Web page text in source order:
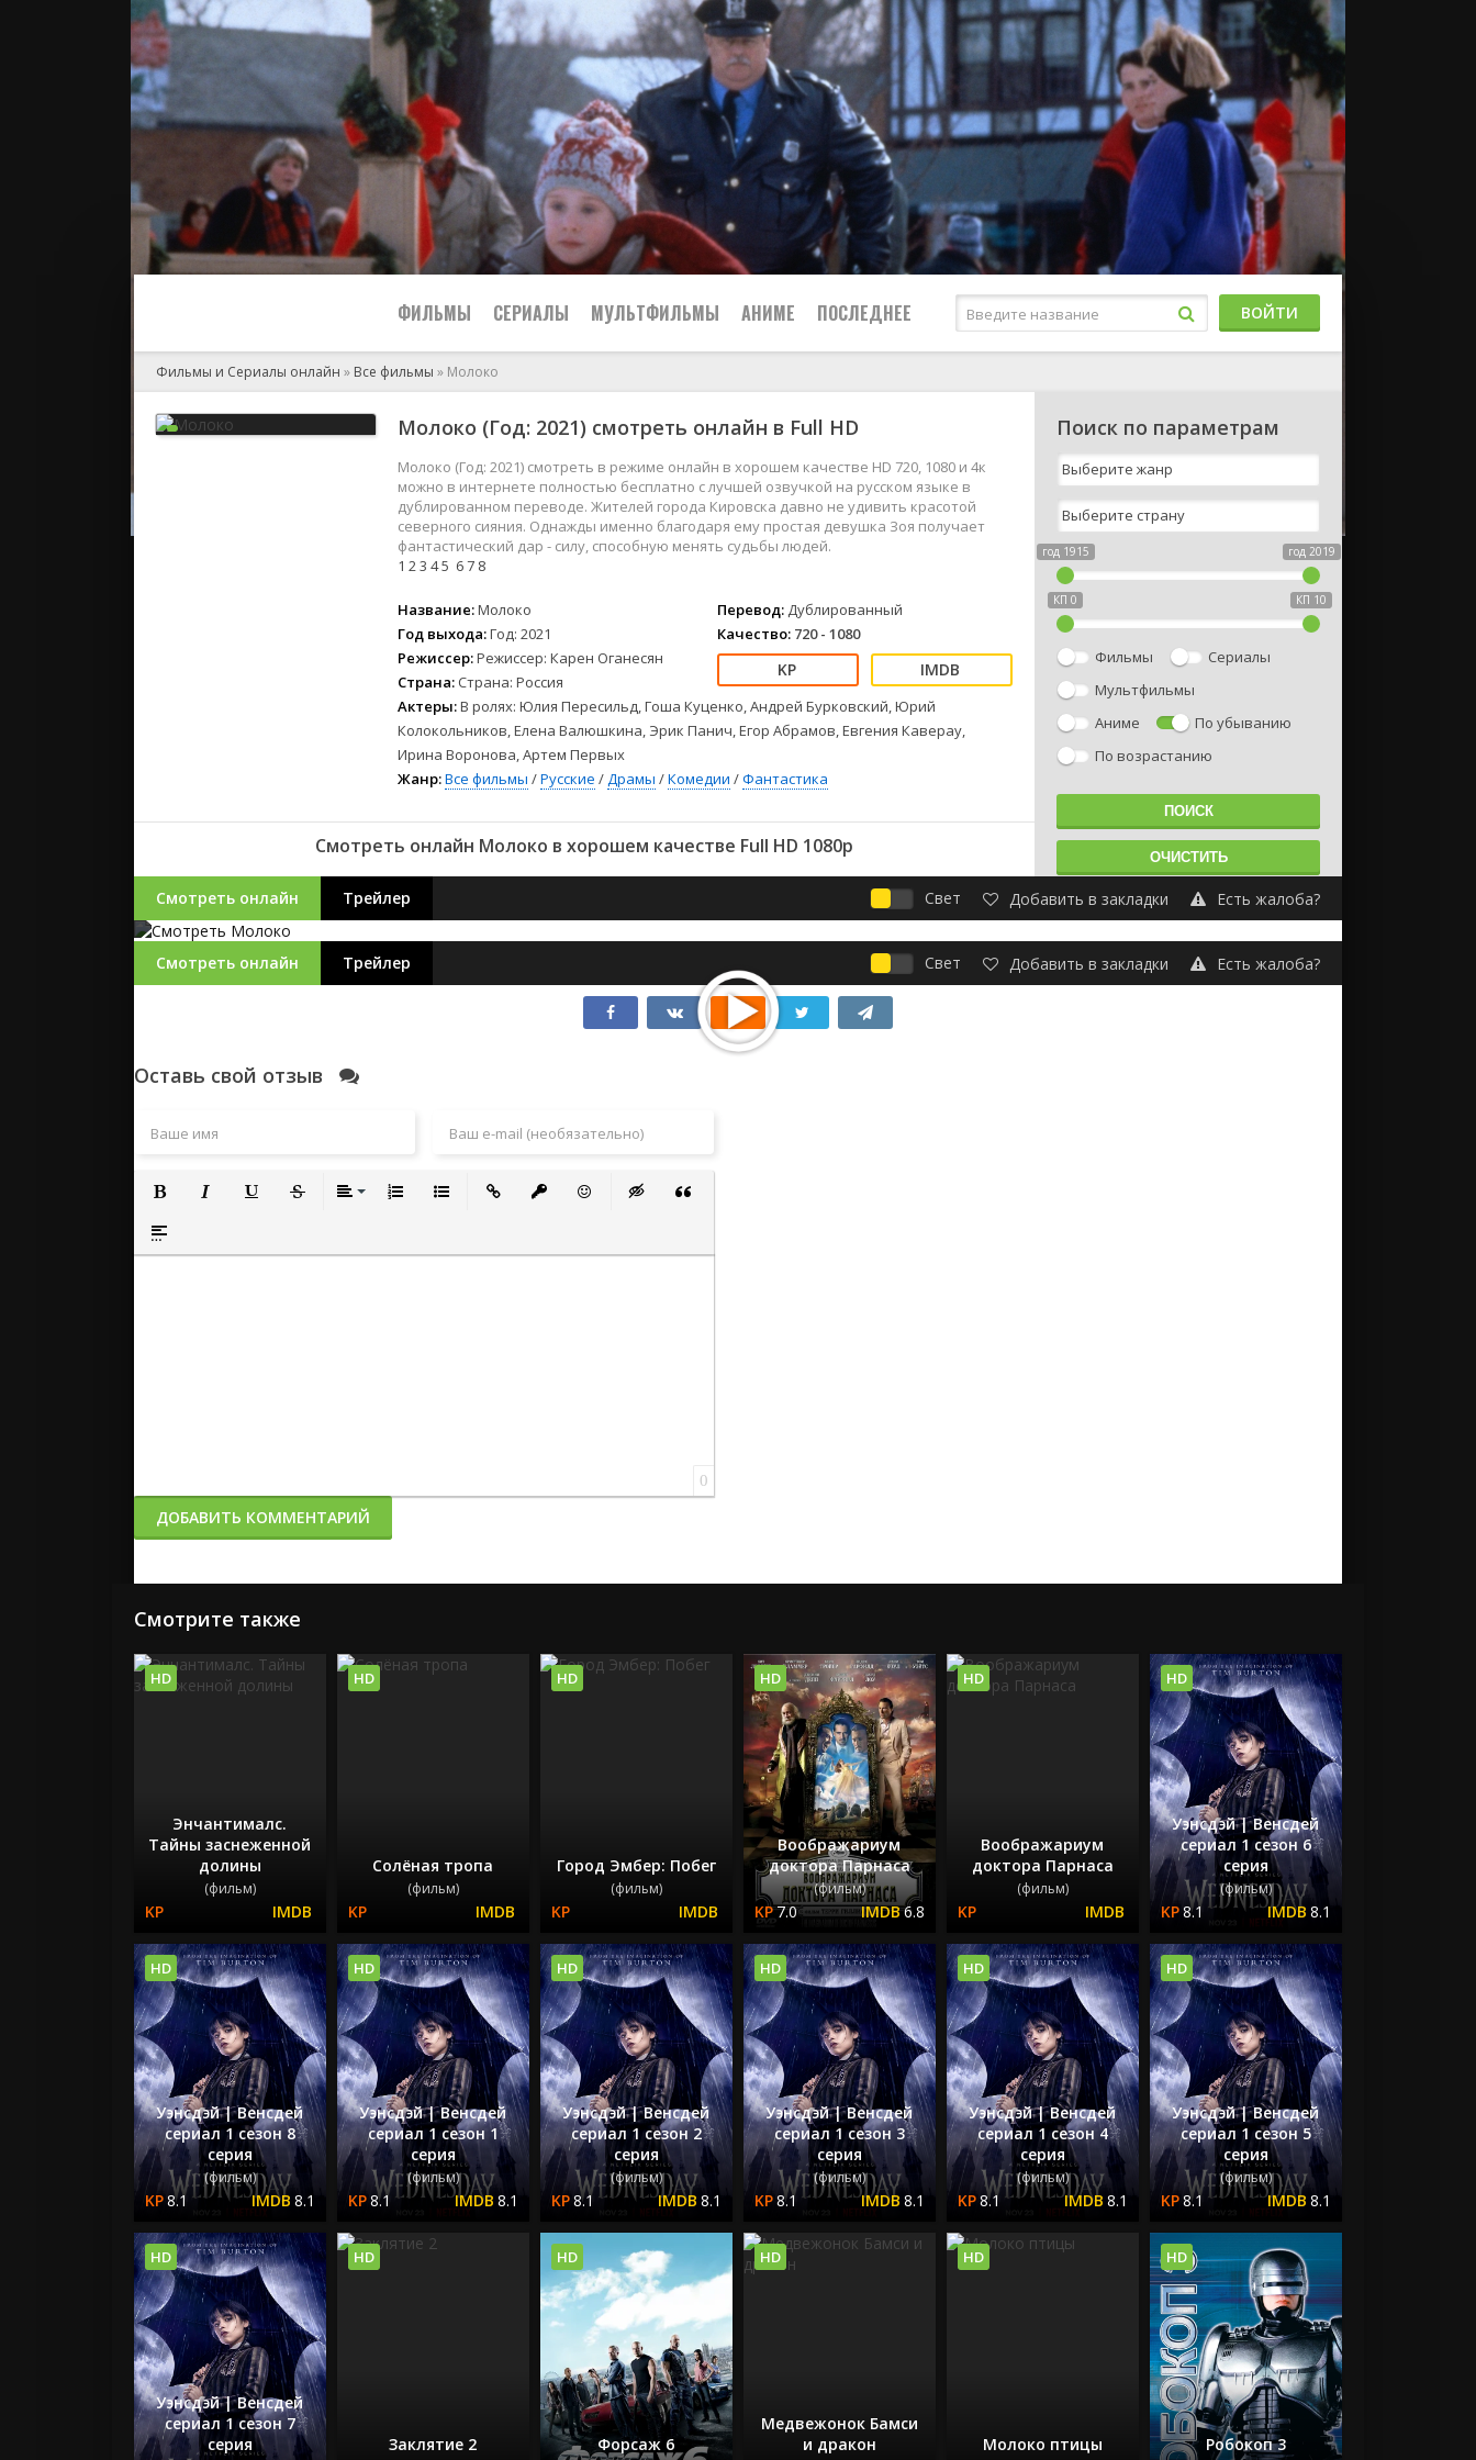
ФИЛЬМЫ
2024
2023
2022
2021
Русские
СССР
Зарубежные
Боевики
Военные
Детективы
Детские
Драмы
Мелодрамы
Приключения
Семейные
Спорт
Фантастика
Фэнтези
СЕРИАЛЫ МУЛЬТФИЛЬМЫ АНИМЕ ПОСЛЕДНЕЕ
2024
2023
2022
Русские
СССР
Зарубежные
ВОЙТИ
Фильмы и Сериалы онлайн » Все фильмы » Молоко
Молоко (Год: 2021) смотреть онлайн в Full HD
Молоко (Год: 2021) смотреть в режиме онлайн в хорошем качестве HD 720, 1080 и 4к
можно в интернете полностью бесплатно с лучшей озвучкой на русском языке в
дублированном переводе. Жителей города Кировска давно не удивить красотой
северного сияния. Однажды именно благодаря ему простая девушка Зоя получает
фантастический дар - силу, способную менять судьбы людей.
1 23 45 67 8
Название:Молоко
Год выхода:Год: 2021
Режиссер:Режиссер: Карен Оганесян
Страна: Страна: Россия
Перевод: Дублированный
Качество: 720 - 1080
Актеры:В ролях: Юлия Пересильд, Гоша Куценко, Андрей Бурковский, Юрий
Колокольников, Елена Валюшкина, Эрик Панич, Егор Абрамов, Евгения Каверау,
Ирина Воронова, Артем Первых
Жанр:Все фильмы /Русские /Драмы /Комедии /Фантастика
Смотреть онлайн Молоко в хорошем качестве Full HD 1080p
Поиск по параметрам
год 1915 год 2019
КП 0 КП 10
Фильмы
Сериалы
Мультфильмы
Аниме
По убыванию
По возрастанию
Смотреть онлайн Трейлер Свет Добавить в закладки Есть жалоба?
Смотреть онлайн Трейлер Свет Добавить в закладки Есть жалоба?
Оставь свой отзыв
Полужирный
Вставка спойлера
0
ДОБАВИТЬ КОММЕНТАРИЙ
Смотрите также
Энчантималс.
Тайны заснеженной
долины
(фильм)
HD
Солёная тропа
(фильм)
HD
Город Эмбер: Побег
(фильм)
HD
Воображариум
доктора Парнаса
(фильм)
7.0 6.8
HD
Воображариум
доктора Парнаса
(фильм)
HD
Уэнсдэй | Венсдей
сериал 1 сезон 6
серия
(фильм)
8.1 8.1
HD
Уэнсдэй | Венсдей
сериал 1 сезон 8
серия
(фильм)
8.1 8.1
HD
Уэнсдэй | Венсдей
сериал 1 сезон 1
серия
(фильм)
8.1 8.1
HD
Уэнсдэй | Венсдей
сериал 1 сезон 2
серия
(фильм)
8.1 8.1
HD
Уэнсдэй | Венсдей
сериал 1 сезон 3
серия
(фильм)
8.1 8.1
HD
Уэнсдэй | Венсдей
сериал 1 сезон 4
серия
(фильм)
8.1 8.1
HD
Уэнсдэй | Венсдей
сериал 1 сезон 5
серия
(фильм)
8.1 8.1
HD
Уэнсдэй | Венсдей
сериал 1 сезон 7
серия
HD
Заклятие 2
HD
Форсаж 6
HD
Медвежонок Бамси
и дракон
HD
Молоко птицы
HD
Робокоп 3
HD